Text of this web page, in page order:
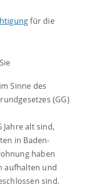
für die
Sinne des
(GG)
alt sind,
in Baden-
haben
aufhalten und
sind.